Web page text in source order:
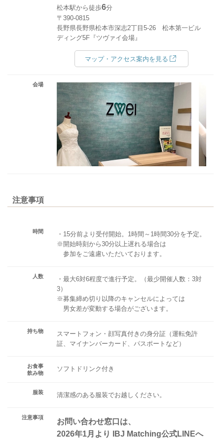
松本駅から徒歩6分
〒390-0815
長野県長野県松本市深志2丁目5-26 松本第一ビル
ディング5F『ツヴァイ会場』
マップ・アクセス案内を見る
会場
注意事項
時間
・15分前より受付開始。1時間～1時間30分を予定。
※開始時刻から30分以上遅れる場合は
参加をご遠慮いただいております。
人数
・最大6対6程度で進行予定。（最少開催人数：3対
3）
※募集締め切り以降のキャンセルによっては
男女差が変動する場合がございます。
持ち物
スマートフォン・顔写真付きの身分証（運転免許
証、マイナンバーカード、パスポートなど）
お食事
飲み物
ソフトドリンク付き
服装 清潔感のある服装でお越しください。
注意事項
お問い合わせ窓口は、
2026年1月より IBJ Matching公式LINEへ